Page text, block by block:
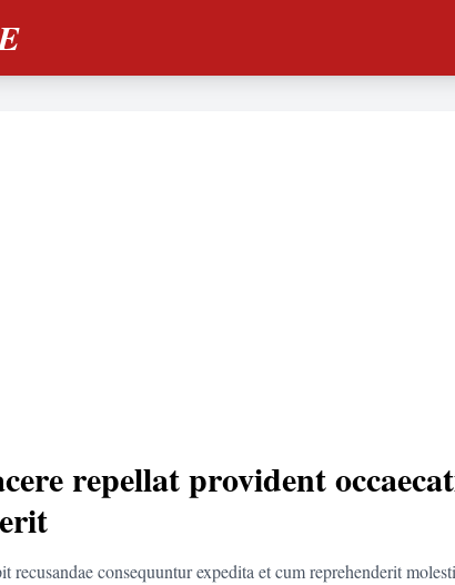
repellat provident
recusandae consequuntur expedita et cum reprehenderit